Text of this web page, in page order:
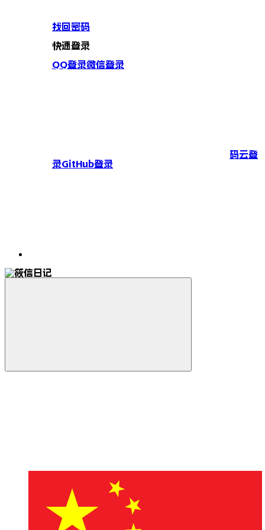
找回密码
快速登录
QQ登录微信登录
码云登
录GitHub登录